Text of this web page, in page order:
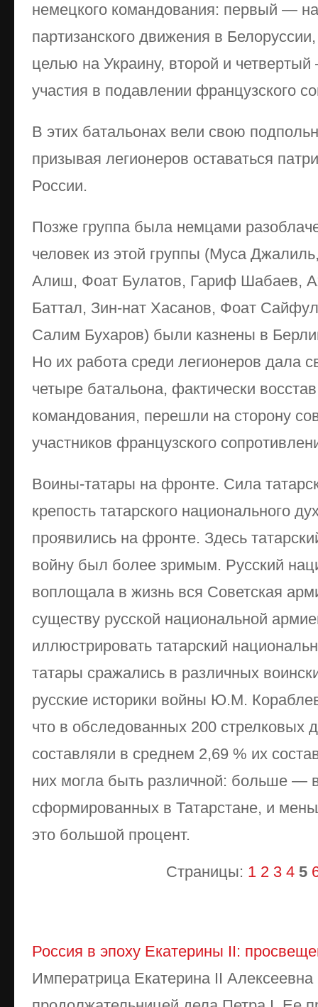
немецкого командования: первый —
партизанского движения в
целью на Украину, второй и
участия в подавлении французского
В этих батальонах вели свою
призывая легионеров оставаться
России.
Позже группа была немцами
человек из этой группы (Муса
Алиш, Фоат Булатов, Гариф Шабаев,
Баттал, Зин-нат Хасанов, Фоат
Салим Бухаров) были казнены в
Но их работа среди легионеров дала
четыре батальона, фактически
командования, перешли на сторону
участников французского
Воины-татары на фронте. Сила
крепость татарского национального
проявились на фронте. Здесь
войну был более зримым. Русский
воплощала в жизнь вся Советская
существу русской национальной
иллюстрировать татарский
татары сражались в различных
русские историки войны Ю.М.
что в обследованных 200 стрелковых
составляли в среднем 2,69 % их
них могла быть различной: больше —
сформированных в Татарстане, и
это большой процент.
Страницы: 1 2 3 4 5
Россия в эпоху Екатерины II:
Императрица Екатерина II